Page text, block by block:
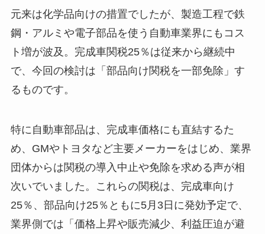
元来は化学品向けの措置でしたが、製造工程で鉄
鋼・アルミや電子部品を使う自動車業界にもコス
ト増が波及。完成車関税25％は従来から継続中
で、今回の検討は「部品向け関税を一部免除」す
るものです。
特に自動車部品は、完成車価格にも直結するた
め、GMやトヨタなど主要メーカーをはじめ、業界
団体からは関税の導入中止や免除を求める声が相
次いでいました。これらの関税は、完成車向け
25％、部品向け25％ともに5月3日に発効予定で、
業界側では「価格上昇や販売減少、利益圧迫が避